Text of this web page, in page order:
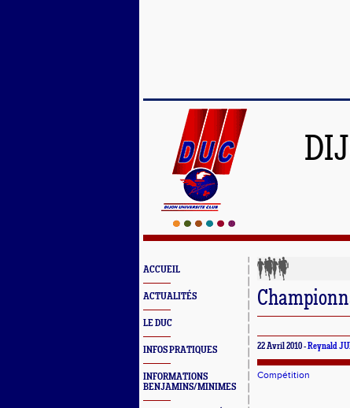
ACCUEIL
ACTUALITÉS
LE DUC
INFOS PRATIQUES
INFORMATIONS
BENJAMINS/MINIMES
22 Avril 2010 -Reynald
Compétition